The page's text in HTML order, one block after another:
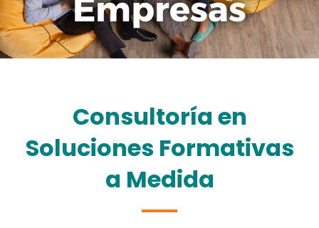
Empresas
Consultoría en
Soluciones Formativas
a Medida